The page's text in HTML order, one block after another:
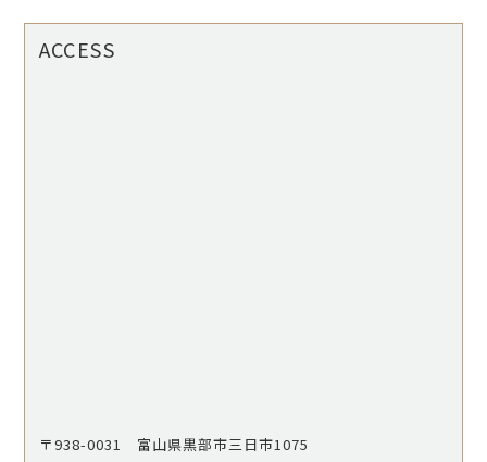
ACCESS
〒938-0031 富山県黒部市三日市1075